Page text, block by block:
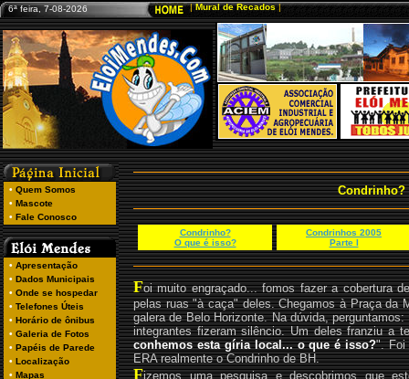
6ª feira, 7-08-2026
Condrinho?
Condrinho?
O que é isso?
Condrinhos 2005
Parte I
Foi muito engraçado... fomos fazer a cobertura
pelas ruas "à caça" deles. Chegamos à Praça da
galera de Belo Horizonte. Na dúvida, perguntamos:
integrantes fizeram silêncio. Um deles franziu a
conhemos esta gíria local... o que é isso?". Foi
ERA realmente o Condrinho de BH.
Fizemos uma pesquisa e descobrimos que